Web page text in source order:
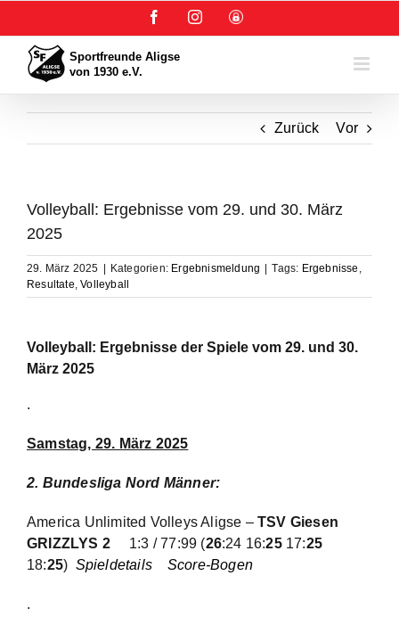
springen
FacebookInstagram
User-
Zurück Vor
Volleyball: Ergebnisse vom 29. und 30. März
2025
29. März 2025 Kategorien: Ergebnismeldung Tags: Ergebnisse ,
Resultate,Volleyball
Volleyball: Ergebnisse der Spiele vom 29. und 30.
März 2025
.
Samstag, 29. März 2025
2. Bundesliga Nord Männer:
America Unlimited Volleys Aligse – TSV Giesen
GRIZZLYS 21:3 / 77:99 (26:24 16:25 17:25
18:25) Spieldetails Score-Bogen
.